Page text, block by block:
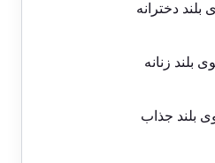
دخترانه
بلند زنانه
بلند جذاب